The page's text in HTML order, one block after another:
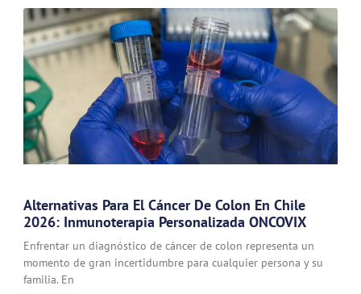
Alternativas Para El Cáncer De Colon En Chile
2026: Inmunoterapia Personalizada ONCOVIX
Enfrentar un diagnóstico de cáncer de colon representa un
momento de gran incertidumbre para cualquier persona y su
familia. En